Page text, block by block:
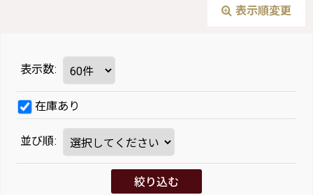
表示順変更
表示数:
在庫あり
並び順:
絞り込む